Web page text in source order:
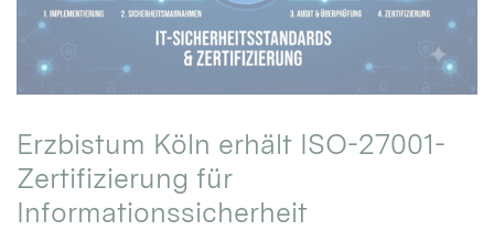
Erzbistum Köln erhält ISO-27001-
Zertifizierung für
Informationssicherheit